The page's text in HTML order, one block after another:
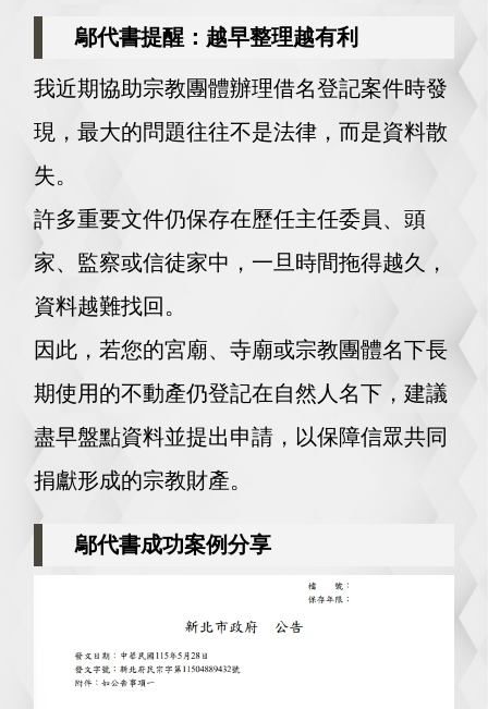
鄔代書提醒：越早整理越有利
我近期協助宗教團體辦理借名登記案件時發
現，最大的問題往往不是法律，而是資料散
失。
許多重要文件仍保存在歷任主任委員、頭
家、監察或信徒家中，一旦時間拖得越久，
資料越難找回。
因此，若您的宮廟、寺廟或宗教團體名下長
期使用的不動產仍登記在自然人名下，建議
盡早盤點資料並提出申請，以保障信眾共同
捐獻形成的宗教財產。
鄔代書成功案例分享